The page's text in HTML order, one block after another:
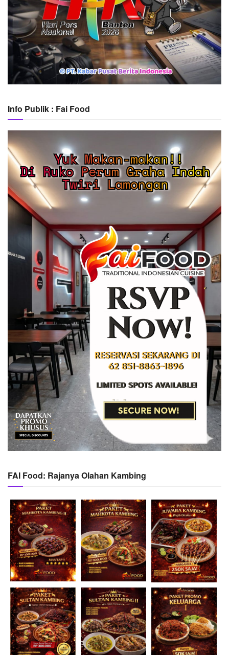
Info Publik : Fai Food
FAI Food: Rajanya Olahan Kambing